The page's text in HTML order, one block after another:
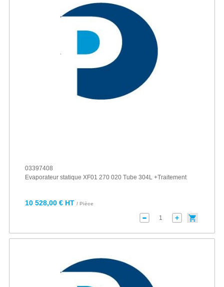
03397408
Evaporateur statique XF01 270 020 Tube 304L +Traitement
10 528,00 € HT / Pièce